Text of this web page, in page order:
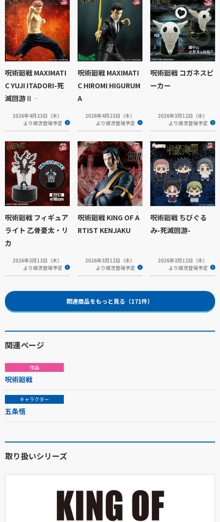
呪術廻戦 MAXIMATI
C YUJI ITADORI-死
滅回游Ⅱ‐
2026年4月23日（木）
より順次登場予定
呪術廻戦 MAXIMATI
C HIROMI HIGURUM
A
2026年4月23日（木）
より順次登場予定
呪術廻戦 コガネスピ
ーカー
2026年3月12日（木）
より順次登場予定
呪術廻戦 フィギュア
ライト 乙骨憂太・リ
カ
2026年3月12日（木）
より順次登場予定
呪術廻戦 KING OF A
RTIST KENJAKU
2026年3月12日（木）
より順次登場予定
呪術廻戦 ちびぐる
み-死滅回游-
2026年3月12日（木）
より順次登場予定
関連商品をもっと見る（171件）
関連ページ
作品
呪術廻戦
キャラクター
五条悟
取り扱いシリーズ